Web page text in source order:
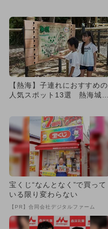
【熱海】子連れにおすすめの
人気スポット13選 熱海城＆
宝くじ“なんとなく”で買って
いる限り変わらない
【PR】合同会社デジタルファーム